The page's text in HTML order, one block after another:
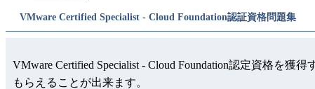
VMware Certified Specialist - Cloud Foundation認証資格問題集
VMware Certified Specialist - Cloud Foundation認定資格を獲
もらえることが出来ます。